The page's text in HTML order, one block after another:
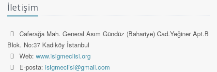
İletişim
Caferağa Mah. General Asım Gündüz (Bahariye) Cad.Yeğiner Apt.B
Blok. No:37 Kadıköy İstanbul
Web: www.isigmeclisi.org
E-posta: isigmeclisi@gmail.com